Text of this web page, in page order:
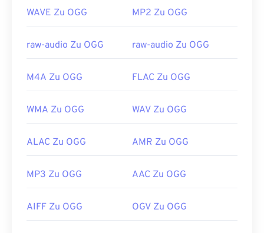
WAVE Zu OGG MP2 Zu OGG
raw-audio Zu OGG raw-audio Zu OGG
M4A Zu OGG FLAC Zu OGG
WMA Zu OGG WAV Zu OGG
ALAC Zu OGG AMR Zu OGG
MP3 Zu OGG AAC Zu OGG
AIFF Zu OGG OGV Zu OGG